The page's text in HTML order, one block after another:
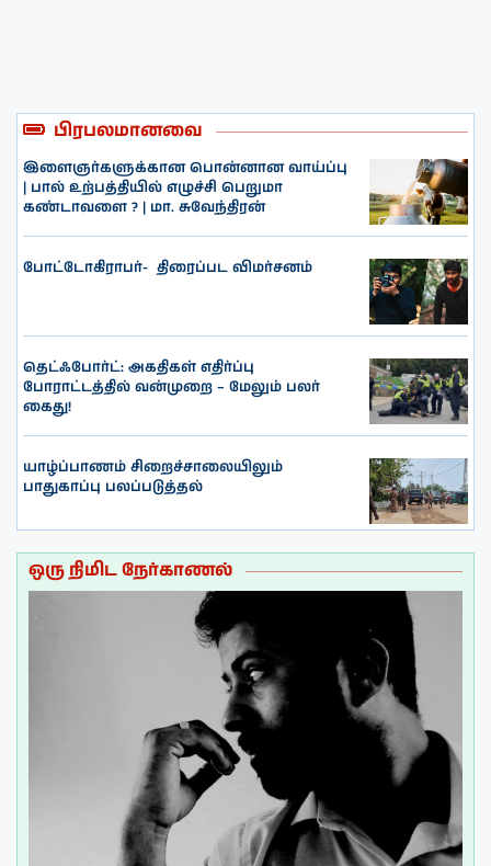
பிரபலமானவை
இளைஞர்களுக்கான பொன்னான வாய்ப்பு
| பால் உற்பத்தியில் எழுச்சி பெறுமா
கண்டாவளை ? | மா. சுவேந்திரன்
போட்டோகிராபர்- ‌ திரைப்பட விமர்சனம்
தெட்ஃபோர்ட்: அகதிகள் எதிர்ப்பு
போராட்டத்தில் வன்முறை – மேலும் பலர்
கைது!
யாழ்ப்பாணம் சிறைச்சாலையிலும்
பாதுகாப்பு பலப்படுத்தல்
ஒரு நிமிட நேர்காணல்